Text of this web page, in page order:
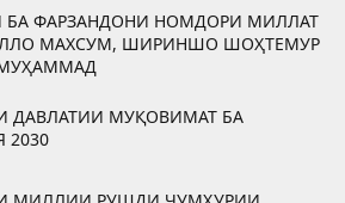
БА ФАРЗАНДОНИ НОМДОРИ МИЛЛАТ
МАХСУМ, ШИРИНШО ШОҲТЕМУР
ДАВЛАТИИ МУҚОВИМАТ БА
2030